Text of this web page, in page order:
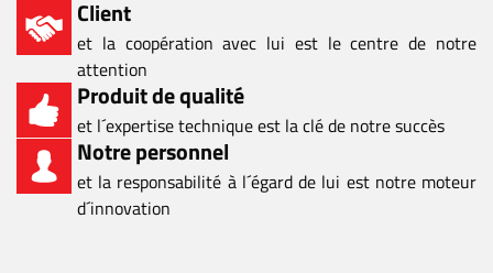
Client
et la coopération avec lui est le centre de notre
attention
Produit de qualité
et l´expertise technique est la clé de notre succès
Notre personnel
et la responsabilité à l´égard de lui est notre moteur
d´innovation